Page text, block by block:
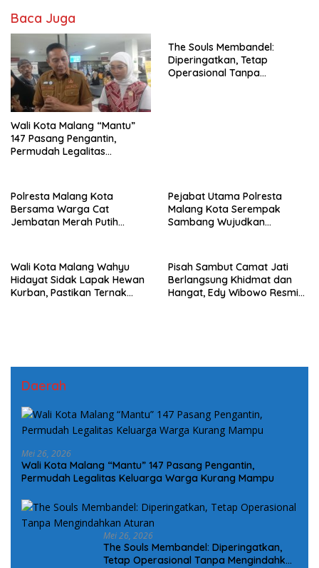
Baca Juga
Wali Kota Malang “Mantu”
147 Pasang Pengantin,
Permudah Legalitas
The Souls Membandel:
Diperingatkan, Tetap
Operasional Tanpa
Polresta Malang Kota
Bersama Warga Cat
Jembatan Merah Putih
Pejabat Utama Polresta
Malang Kota Serempak
Sambang Wujudkan
Kanjuruhan
Wali Kota Malang Wahyu
Hidayat Sidak Lapak Hewan
Kurban, Pastikan Ternak
Pisah Sambut Camat Jati
Berlangsung Khidmat dan
Hangat, Edy Wibowo Resmi
Daerah
Mei 26, 2026
Wali Kota Malang “Mantu” 147 Pasang Pengantin,
Permudah Legalitas Keluarga Warga Kurang Mampu
Mei 26, 2026
The Souls Membandel: Diperingatkan,
Tetap Operasional Tanpa Mengindahkan